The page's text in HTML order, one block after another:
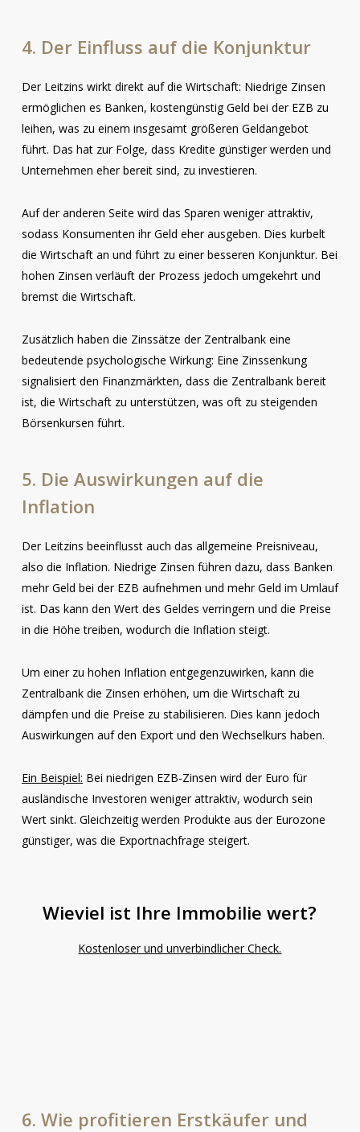
4. Der Einfluss auf die Konjunktur
Der Leitzins wirkt direkt auf die Wirtschaft: Niedrige Zinsen
ermöglichen es Banken, kostengünstig Geld bei der EZB zu
leihen, was zu einem insgesamt größeren Geldangebot
führt. Das hat zur Folge, dass Kredite günstiger werden und
Unternehmen eher bereit sind, zu investieren.
Auf der anderen Seite wird das Sparen weniger attraktiv,
sodass Konsumenten ihr Geld eher ausgeben. Dies kurbelt
die Wirtschaft an und führt zu einer besseren Konjunktur. Bei
hohen Zinsen verläuft der Prozess jedoch umgekehrt und
bremst die Wirtschaft.
Zusätzlich haben die Zinssätze der Zentralbank eine
bedeutende psychologische Wirkung: Eine Zinssenkung
signalisiert den Finanzmärkten, dass die Zentralbank bereit
ist, die Wirtschaft zu unterstützen, was oft zu steigenden
Börsenkursen führt.
5. Die Auswirkungen auf die
Inflation
Der Leitzins beeinflusst auch das allgemeine Preisniveau,
also die Inflation. Niedrige Zinsen führen dazu, dass Banken
mehr Geld bei der EZB aufnehmen und mehr Geld im Umlauf
ist. Das kann den Wert des Geldes verringern und die Preise
in die Höhe treiben, wodurch die Inflation steigt.
Um einer zu hohen Inflation entgegenzuwirken, kann die
Zentralbank die Zinsen erhöhen, um die Wirtschaft zu
dämpfen und die Preise zu stabilisieren. Dies kann jedoch
Auswirkungen auf den Export und den Wechselkurs haben.
Ein Beispiel: Bei niedrigen EZB-Zinsen wird der Euro für
ausländische Investoren weniger attraktiv, wodurch sein
Wert sinkt. Gleichzeitig werden Produkte aus der Eurozone
günstiger, was die Exportnachfrage steigert.
Wieviel ist Ihre Immobilie wert?
Kostenloser und unverbindlicher Check.
6. Wie profitieren Erstkäufer und